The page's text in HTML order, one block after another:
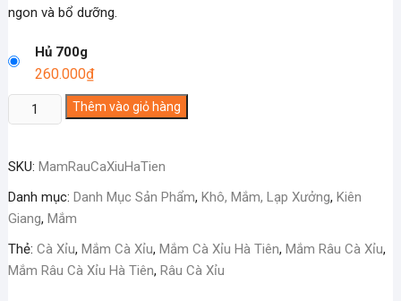
ngon và bổ dưỡng.
Hủ 700g
260.000₫
Mắm
Râu
Xỉu
Hà
Tiên
lượng
Thêm vào giỏ hàng
SKU: MamRauCaXiuHaTien
Danh mục: Danh Mục Sản Phẩm, Khô, Mắm, Lạp Xưởng, Kiên
Giang, Mắm
Thẻ: Cà Xỉu, Mắm Cà Xỉu, Mắm Cà Xỉu Hà Tiên, Mắm Râu Cà Xỉu,
Mắm Râu Cà Xỉu Hà Tiên, Râu Cà Xỉu